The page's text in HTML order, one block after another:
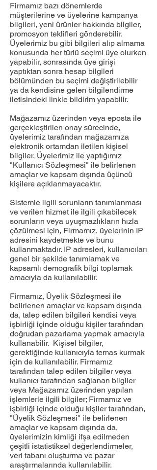
Firmamız bazı dönemlerde
müşterilerine ve üyelerine kampanya
bilgileri, yeni ürünler hakkında bilgiler,
promosyon teklifleri gönderebilir.
Üyelerimiz bu gibi bilgileri alıp almama
konusunda her türlü seçimi üye olurken
yapabilir, sonrasında üye girişi
yaptıktan sonra hesap bilgileri
bölümünden bu seçimi değiştirilebilir
ya da kendisine gelen bilgilendirme
iletisindeki linkle bildirim yapabilir.
Mağazamız üzerinden veya eposta ile
gerçekleştirilen onay sürecinde,
üyelerimiz tarafından mağazamıza
elektronik ortamdan iletilen kişisel
bilgiler, Üyelerimiz ile yaptığımız
"Kullanıcı Sözleşmesi" ile belirlenen
amaçlar ve kapsam dışında üçüncü
kişilere açıklanmayacaktır.
Sistemle ilgili sorunların tanımlanması
ve verilen hizmet ile ilgili çıkabilecek
sorunların veya uyuşmazlıkların hızla
çözülmesi için, Firmamız, üyelerinin IP
adresini kaydetmekte ve bunu
kullanmaktadır. IP adresleri, kullanıcıları
genel bir şekilde tanımlamak ve
kapsamlı demografik bilgi toplamak
amacıyla da kullanılabilir.
Firmamız, Üyelik Sözleşmesi ile
belirlenen amaçlar ve kapsam dışında
da, talep edilen bilgileri kendisi veya
işbirliği içinde olduğu kişiler tarafından
doğrudan pazarlama yapmak amacıyla
kullanabilir. Kişisel bilgiler,
gerektiğinde kullanıcıyla temas kurmak
için de kullanılabilir. Firmamız
tarafından talep edilen bilgiler veya
kullanıcı tarafından sağlanan bilgiler
veya Mağazamız üzerinden yapılan
işlemlerle ilgili bilgiler; Firmamız ve
işbirliği içinde olduğu kişiler tarafından,
"Üyelik Sözleşmesi" ile belirlenen
amaçlar ve kapsam dışında da,
üyelerimizin kimliği ifşa edilmeden
çeşitli istatistiksel değerlendirmeler,
veri tabanı oluşturma ve pazar
araştırmalarında kullanılabilir.